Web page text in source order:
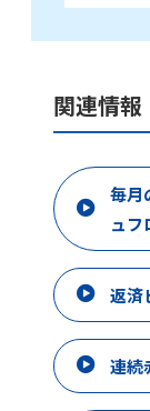
関連情報
毎月
ュフ
返済
連続